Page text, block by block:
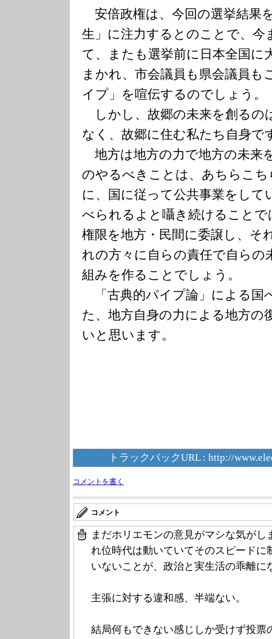
安倍政権は、今回の選挙結果
生」に注力するとのことで、
て、またも選挙前に日本全国に
まかれ、市会議員も県会議員も
イプ」を喧伝するのでしょう。
しかし、故郷の未来を創るの
なく、故郷に住む私たち自身で
地方は地方の力で地方の未来
のやるべきことは、あちらこ
に、国に従って公共事業をして
べられるよと囁き続けること
権限を地方・民間に委譲し、そ
れの方々に自らの責任で自らの
組みを作ることでしょう。
「古典的パイプ論」による国
た、地方自身の力による地方の
いと思います。
トラックバックURL : http://
コメントを書く
コメント
まだホリエモンの意見がマシな気が
れ位時代は動いていてそのスピードに
いないことが、政治と実生活の乖離に
主張に対する違和感、半端ない。
結局何もできない感じしか受けず投票